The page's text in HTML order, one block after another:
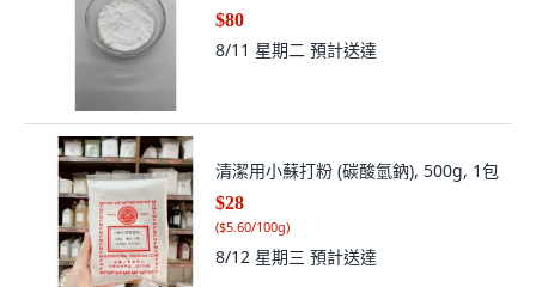
$80
8/11 星期二 預計送達
清潔用小蘇打粉 (碳酸氫鈉), 500g, 1包
$28
($5.60/100g)
8/12 星期三 預計送達